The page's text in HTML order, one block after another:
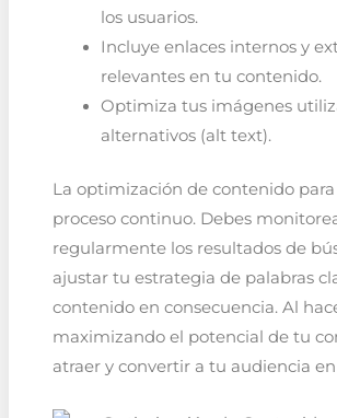
los usuarios.
Incluye enlaces internos y
relevantes en tu contenido.
Optimiza tus imágenes
alternativos (alt text).
La optimización de contenido para
proceso continuo. Debes
regularmente los resultados de
ajustar tu estrategia de palabras
contenido en consecuencia. Al
maximizando el potencial de tu
atraer y convertir a tu audiencia